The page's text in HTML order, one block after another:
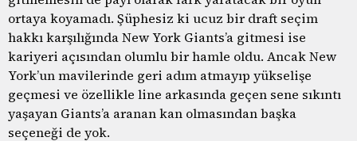
ortaya koyamadı. Şüphesiz ki ucuz bir draft seçim
hakkı karşılığında New York Giants’a gitmesi ise
kariyeri açısından olumlu bir hamle oldu. Ancak New
York’un mavilerinde geri adım atmayıp yükselişe
geçmesi ve özellikle line arkasında geçen sene sıkıntı
yaşayan Giants’a aranan kan olmasından başka
seçeneği de yok.